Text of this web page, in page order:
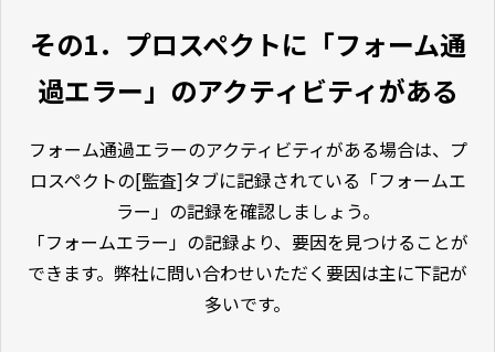
その1．プロスペクトに「フォーム通
過エラー」のアクティビティがある
フォーム通過エラーのアクティビティがある場合は、プ
ロスペクトの[監査]タブに記録されている「フォームエ
ラー」の記録を確認しましょう。
「フォームエラー」の記録より、要因を見つけることが
できます。弊社に問い合わせいただく要因は主に下記が
多いです。